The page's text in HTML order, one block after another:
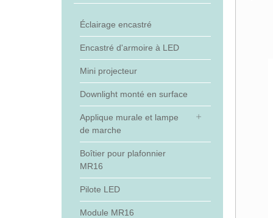
Éclairage encastré
Encastré d'armoire à LED
Mini projecteur
Downlight monté en surface
Applique murale et lampe
de marche
Boîtier pour plafonnier
MR16
Pilote LED
Module MR16